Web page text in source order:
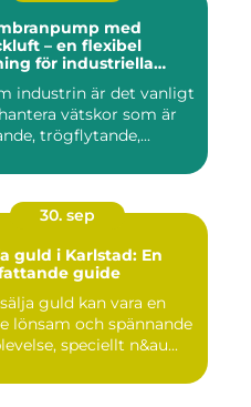
med
– en flexibel
för industriella
industrin är det vanligt
vätskor som är
trögflytande,...
30. sep
guld i Karlstad: En
guide
guld kan vara en
lönsam och spännande
speciellt n&au...